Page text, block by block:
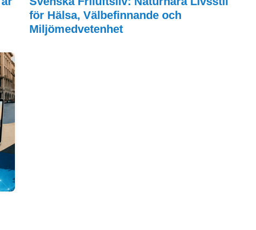
för Hälsa, Välbefinnande och
Miljömedvetenhet